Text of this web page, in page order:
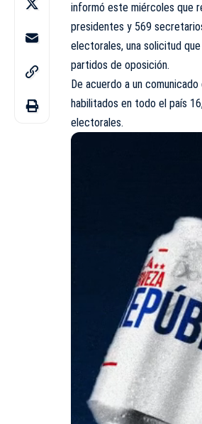
informó este miércoles que
presidentes y 569
electorales, una solicitud
partidos de oposición.
De acuerdo a un comunicado
habilitados en todo el país
electorales.